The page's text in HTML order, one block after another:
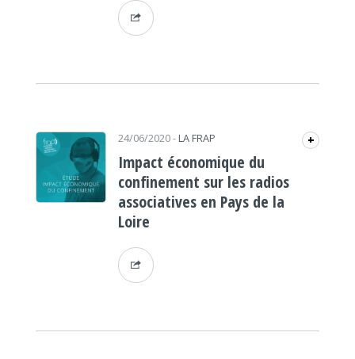
24/06/2020- LA FRAP +
Impact économique du
confinement sur les radios
associatives en Pays de la
Loire